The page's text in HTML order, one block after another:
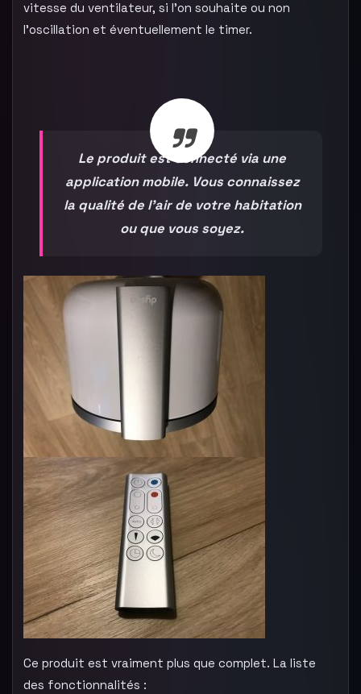
vitesse du ventilateur, si l’on souhaite ou non
l’oscillation et éventuellement le timer.
Le produit est connecté via une
application mobile. Vous connaissez
la qualité de l’air de votre habitation
ou que vous soyez.
Ce produit est vraiment plus que complet. La liste
des fonctionnalités :